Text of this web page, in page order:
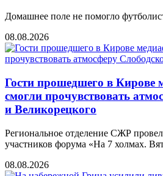
Домашнее поле не помогло
08.08.2026
Гости прошедшего в Кирове
смогли прочувствовать
и Великорецкого
Региональное отделение СЖР
участников форума «На 7 холмах.
08.08.2026